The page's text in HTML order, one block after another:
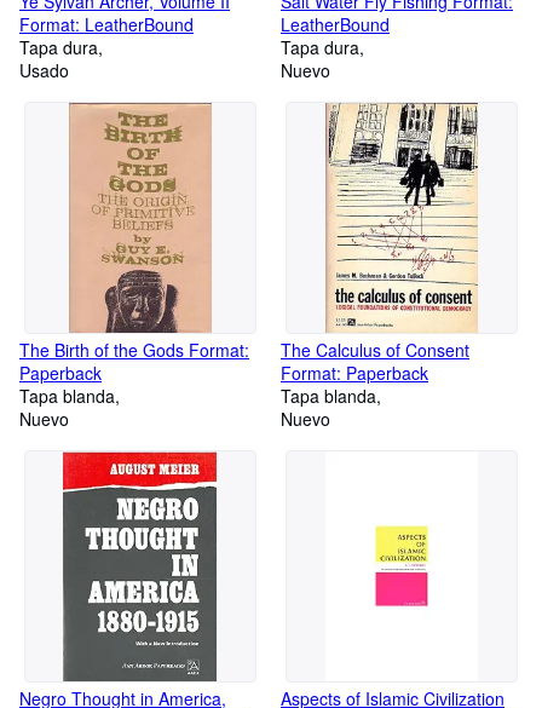
Format: LeatherBound
Tapa dura
Usado
LeatherBound
Tapa dura
Nuevo
The Birth of the Gods Format:
Paperback
Tapa blanda
Nuevo
The Calculus of Consent
Format: Paperback
Tapa blanda
Nuevo
Negro Thought in America,
Aspects of Islamic Civilization